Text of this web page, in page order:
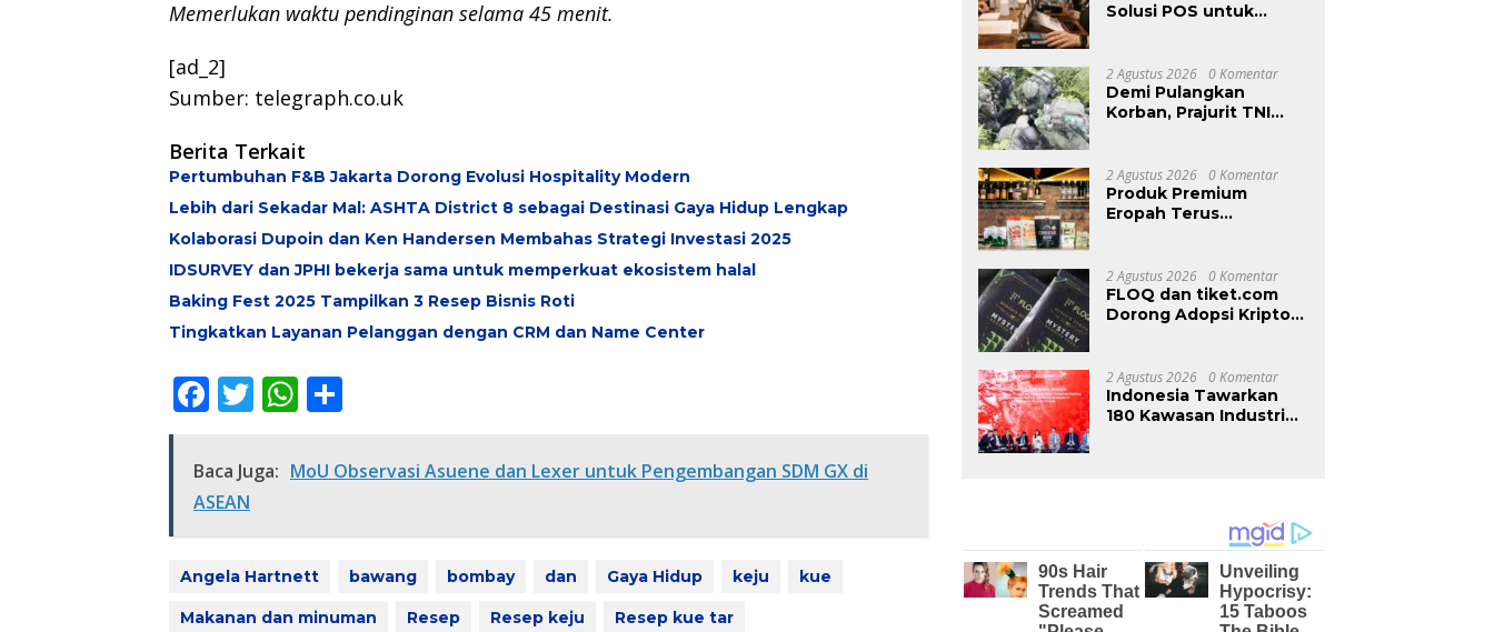
Memerlukan waktu pendinginan selama 45 menit.
[ad_2]
Sumber: telegraph.co.uk
Berita Terkait
Pertumbuhan F&B Jakarta Dorong Evolusi Hospitality Modern
Lebih dari Sekadar Mal: ASHTA District 8 sebagai Destinasi Gaya Hidup Lengkap
Kolaborasi Dupoin dan Ken Handersen Membahas Strategi Investasi 2025
IDSURVEY dan JPHI bekerja sama untuk memperkuat ekosistem halal
Baking Fest 2025 Tampilkan 3 Resep Bisnis Roti
Tingkatkan Layanan Pelanggan dengan CRM dan Name Center
F
ac
e
b
o
o
k
T
w
itt
W
h
at
A
p
p
ar
Baca Juga: MoU Observasi Asuene dan Lexer untuk Pengembangan SDM GX di
ASEAN
Angela Hartnett bawang bombay dan Gaya Hidup keju kue
Makanan dan minuman Resep Resep keju Resep kue tar
Solusi POS untuk
2 Agustus 2026 0 Komentar
Demi Pulangkan
Korban, Prajurit TNI
Hujan Peluru OPM di
Yahukimo
2 Agustus 2026 0 Komentar
Produk Premium
Eropah Terus
Melalui MIFB 2026 dan
Majlis Makan Malam
B2B
2 Agustus 2026 0 Komentar
FLOQ dan tiket.com
Dorong Adopsi Kripto
2 Agustus 2026 0 Komentar
Indonesia Tawarkan
180 Kawasan Industri